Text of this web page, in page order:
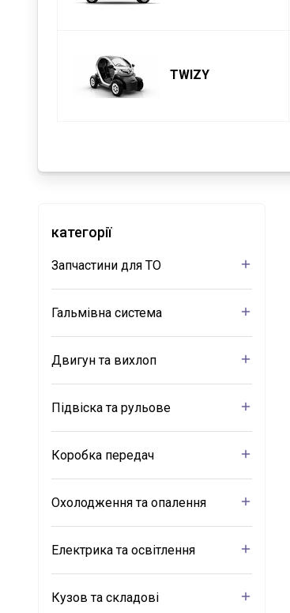
TWIZY
категорії
Запчастини для ТО
Гальмівна система
Двигун та вихлоп
Підвіска та рульове
Коробка передач
Охолодження та опалення
Електрика та освітлення
Кузов та складові